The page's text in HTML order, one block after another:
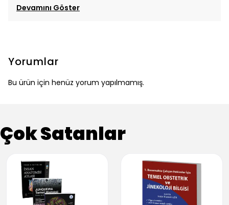
Devamını Göster
Yorumlar
Bu ürün için henüz yorum yapılmamış.
Çok Satanlar